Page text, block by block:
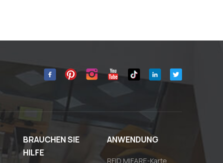
BRAUCHEN SIE
HILFE
ANWENDUNG
RFID MIFARE-Karte